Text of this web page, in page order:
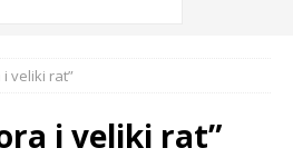
veliki rat”
i veliki rat”